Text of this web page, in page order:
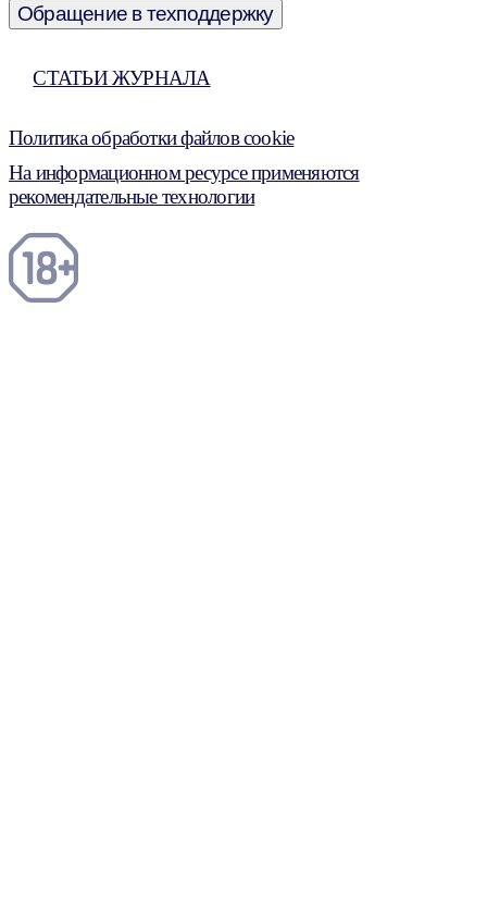
Обращение в техподдержку
СТАТЬИ ЖУРНАЛА
Политика обработки файлов cookie
На информационном ресурсе применяются
рекомендательные технологии